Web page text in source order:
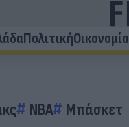
ΠολιτικήΟικονομία
NBA Μπάσκετ